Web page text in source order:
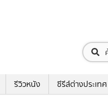
รีวิวหนัง ซีรีส์ต่างประเทศ